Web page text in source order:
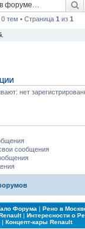
0 тем • Страница 1 из 1
нет
сообщения
Форума | Рено в
| Интересности о
| Концепт-кары Renault